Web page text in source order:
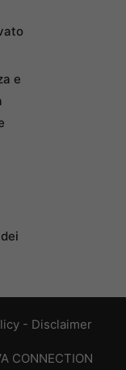
e
- Disclaimer
CONNECTION